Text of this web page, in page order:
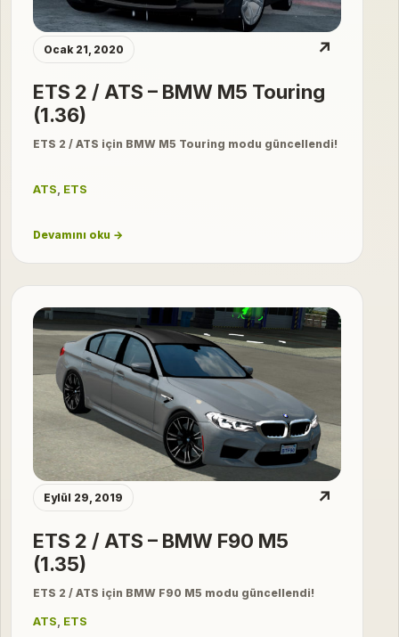
Ocak 21, 2020 ↗
ETS 2 / ATS – BMW M5 Touring
(1.36)
ETS 2 / ATS için BMW M5 Touring modu güncellendi!
ATS, ETS
Devamını oku →
Eylül 29, 2019 ↗
ETS 2 / ATS – BMW F90 M5
(1.35)
ETS 2 / ATS için BMW F90 M5 modu güncellendi!
ATS ETS